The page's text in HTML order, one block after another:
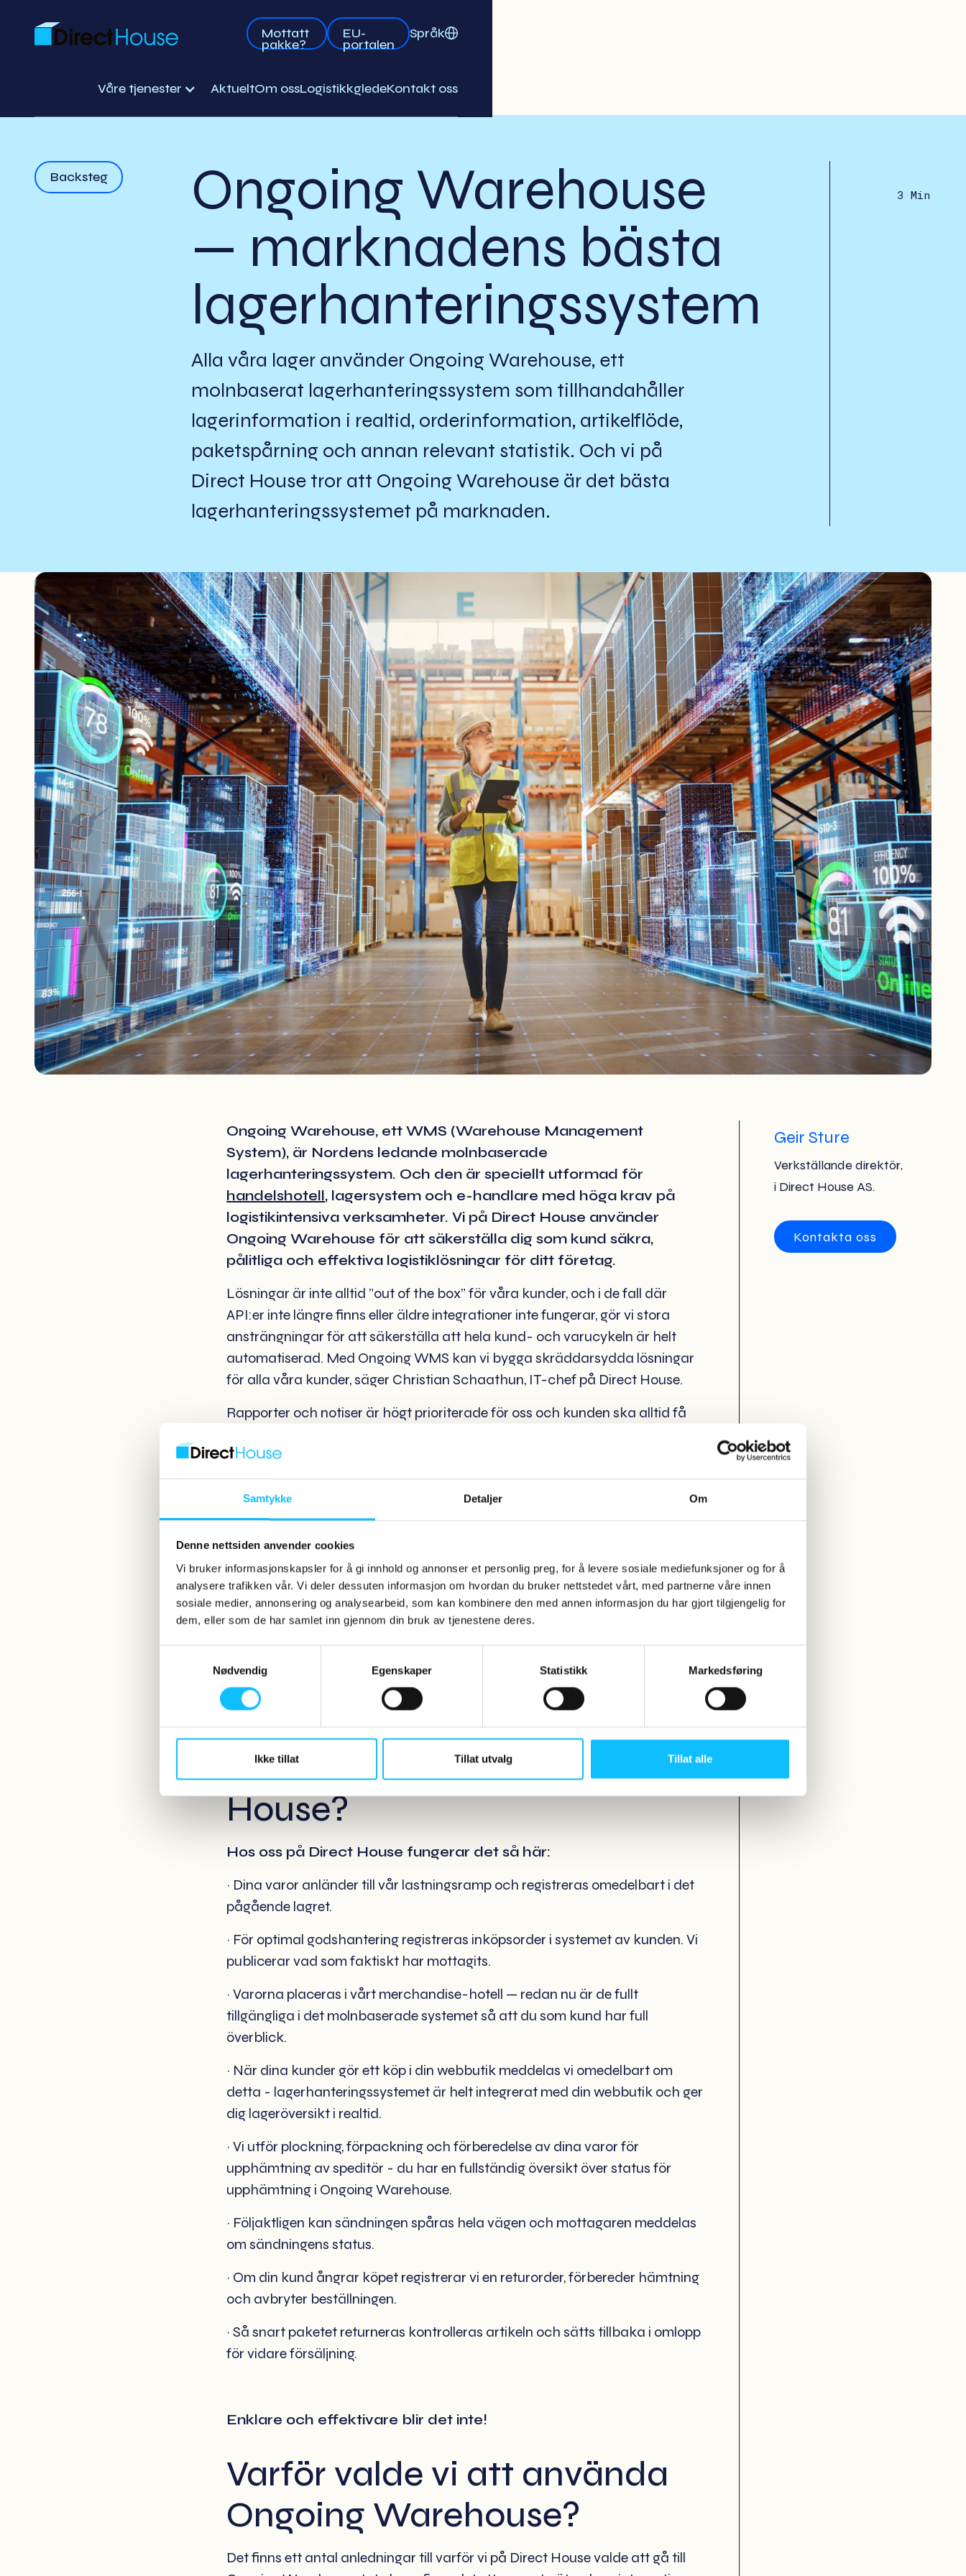
Samtykke Detaljer Om
Denne nettsiden anvender cookies
Vi bruker informasjonskapsler for å gi innhold og annonser et personlig preg, for å levere sosiale mediefunksjoner og for å
analysere trafikken vår. Vi deler dessuten informasjon om hvordan du bruker nettstedet vårt, med partnerne våre innen
sosiale medier, annonsering og analysearbeid, som kan kombinere den med annen informasjon du har gjort tilgjengelig for
dem, eller som de har samlet inn gjennom din bruk av tjenestene deres.
Nødvendig
Egenskaper Statistikk Markedsføring
Ikke tillat Tillat utvalg Tillat alle
Mottatt
pakke?
EU-
portalen
Språk
Våre tjenester AktueltOm ossLogistikkgledeKontakt oss
Backsteg
Ongoing Warehouse
— marknadens bästa
lagerhanteringssystem
Alla våra lager använder Ongoing Warehouse, ett
molnbaserat lagerhanteringssystem som tillhandahåller
lagerinformation i realtid, orderinformation, artikelflöde,
paketspårning och annan relevant statistik. Och vi på
Direct House tror att Ongoing Warehouse är det bästa
lagerhanteringssystemet på marknaden.
3 Min
Ongoing Warehouse, ett WMS (Warehouse Management
System), är Nordens ledande molnbaserade
lagerhanteringssystem. Och den är speciellt utformad för
handelshotell, lagersystem och e-handlare med höga krav på
logistikintensiva verksamheter. Vi på Direct House använder
Ongoing Warehouse för att säkerställa dig som kund säkra,
pålitliga och effektiva logistiklösningar för ditt företag.
Lösningar är inte alltid ”out of the box” för våra kunder, och i de fall där
API:er inte längre finns eller äldre integrationer inte fungerar, gör vi stora
ansträngningar för att säkerställa att hela kund- och varucykeln är helt
automatiserad. Med Ongoing WMS kan vi bygga skräddarsydda lösningar
för alla våra kunder, säger Christian Schaathun, IT-chef på Direct House.
Rapporter och notiser är högt prioriterade för oss och kunden ska alltid få
kundens egen arbetsyta. Vi utvecklar sedan våra egna instrumentpaneler
där kunden kan följa flödet av varor och beställningar i realtid genom hela
värdekedjan — från slutkunden placerar varan i kundvagnen, slutför
beställningen och har varan i handen, fortsätter Schaathun.
Kunder som kommer till oss möter en helt annan värld än vad de har varit
vana vid. De älskar helt enkelt möjlighetsutrymmet som vi erbjuder när vi
utvecklar en skräddarsydd upplevelse för dem i Ongoing Warehouse,
eftersom de sparar tid och pengar och får en mycket bättre lageröversikt,
Hur fungerar Ongoing
Warehouse på Direct
House?
Hos oss på Direct House fungerar det så här:
~ Dina varor anländer till vår lastningsramp och registreras omedelbart i det
pågående lagret.
~ För optimal godshantering registreras inköpsorder i systemet av kunden. Vi
publicerar vad som faktiskt har mottagits.
~ Varorna placeras i vårt merchandise-hotell — redan nu är de fullt
tillgängliga i det molnbaserade systemet så att du som kund har full
överblick.
~ När dina kunder gör ett köp i din webbutik meddelas vi omedelbart om
detta - lagerhanteringssystemet är helt integrerat med din webbutik och ger
dig lageröversikt i realtid.
~ Vi utför plockning, förpackning och förberedelse av dina varor för
upphämtning av speditör - du har en fullständig översikt över status för
upphämtning i Ongoing Warehouse.
~ Följaktligen kan sändningen spåras hela vägen och mottagaren meddelas
om sändningens status.
~ Om din kund ångrar köpet registrerar vi en returorder, förbereder hämtning
och avbryter beställningen.
~ Så snart paketet returneras kontrolleras artikeln och sätts tillbaka i omlopp
för vidare försäljning.
Enklare och effektivare blir det inte!
Varför valde vi att använda
Ongoing Warehouse?
Det finns ett antal anledningar till varför vi på Direct House valde att gå till
Geir Sture
Verkställande direktör,
i Direct House AS.
Kontakta oss
Kontakta oss